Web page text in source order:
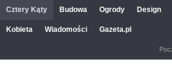
Cztery Kąty Budowa Ogrody Design
Kobieta Wiadomości Gazeta.pl